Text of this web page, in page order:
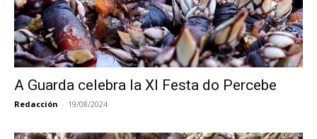
A Guarda celebra la XI Festa do Percebe
Redacción - 19/08/2024